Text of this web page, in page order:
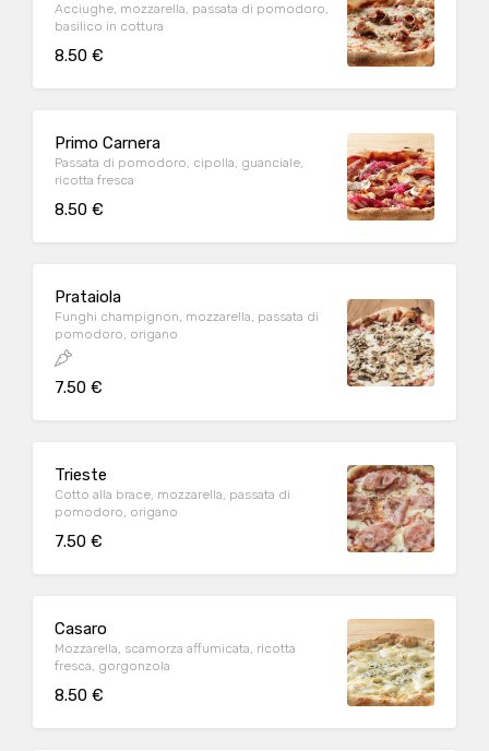
Acciughe, mozzarella, passata di pomodoro,
basilico in cottura
8.50 €
Primo Carnera
Passata di pomodoro, cipolla, guanciale,
ricotta fresca
8.50 €
Prataiola
Funghi champignon, mozzarella, passata di
pomodoro, origano
7.50 €
Trieste
Cotto alla brace, mozzarella, passata di
pomodoro, origano
7.50 €
Casaro
Mozzarella, scamorza affumicata, ricotta
fresca, gorgonzola
8.50 €